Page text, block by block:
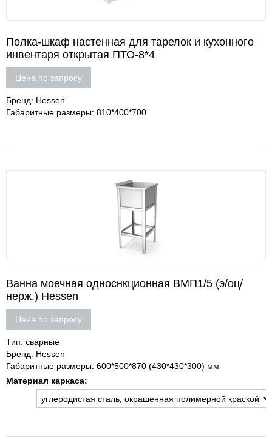
Полка-шкаф настенная для тарелок и кухонного
инвентаря открытая ПТО-8*4
Цена по запросу
Бренд: Hessen
Габаритные размеры: 810*400*700
Ванна моечная односнкционная ВМП1/5 (э/оц/
нерж.) Hessen
Цена по запросу
Тип: сварные
Бренд: Hessen
Габаритные размеры: 600*500*870 (430*430*300) мм
Материал каркаса: